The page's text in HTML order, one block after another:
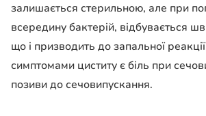
залишається стерильною, але при
всередину бактерій, відбувається
що і призводить до запальної
симптомами циститу є біль при
позиви до сечовипускання.